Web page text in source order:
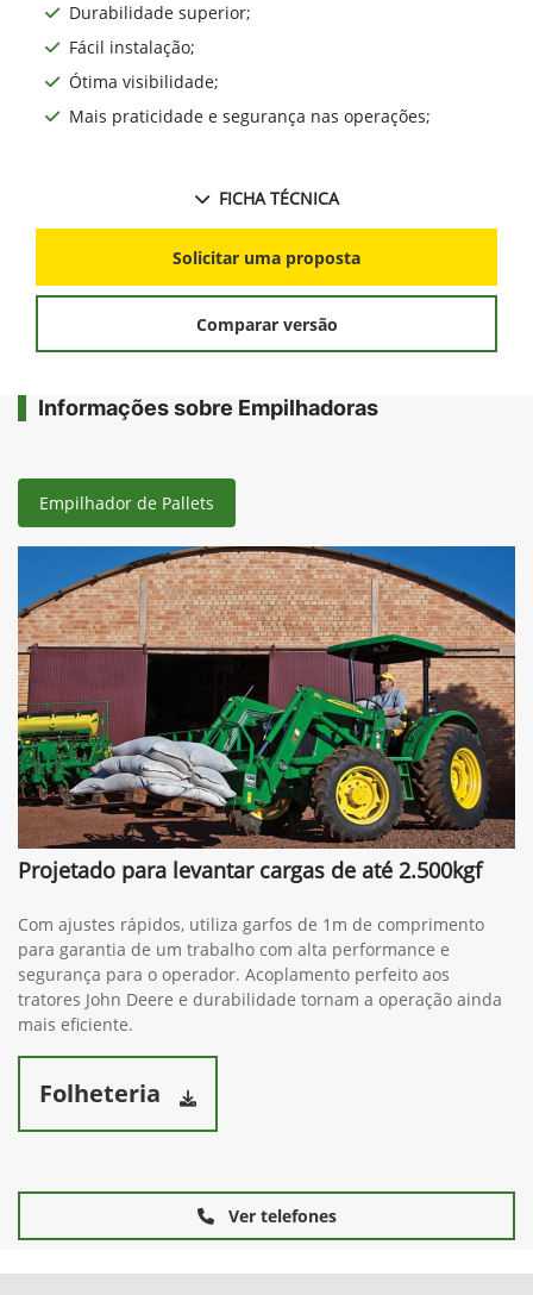
Durabilidade superior;
Fácil instalação;
Ótima visibilidade;
Mais praticidade e segurança nas operações;
FICHA TÉCNICA
Solicitar uma proposta
Comparar versão
Informações sobre Empilhadoras
Empilhador de Pallets
Projetado para levantar cargas de até 2.500kgf
Com ajustes rápidos, utiliza garfos de 1m de comprimento
para garantia de um trabalho com alta performance e
segurança para o operador. Acoplamento perfeito aos
tratores John Deere e durabilidade tornam a operação ainda
mais eficiente.
Folheteria
Ver telefones